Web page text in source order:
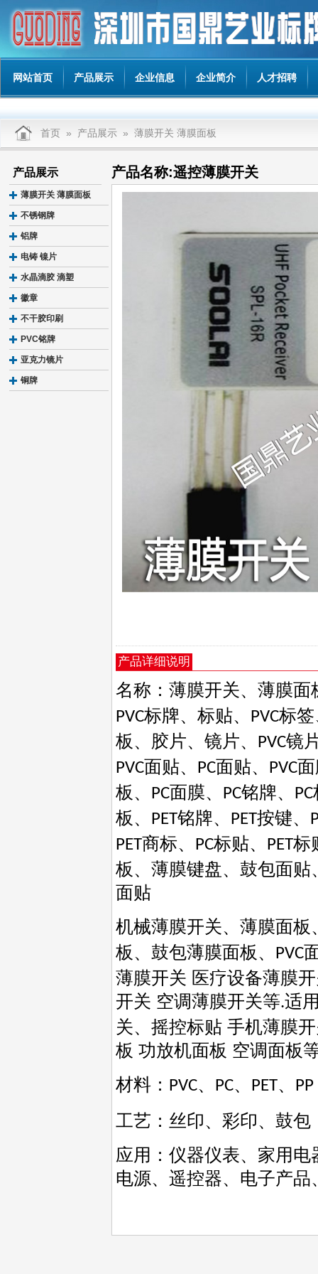
网站首页 产品展示 企业信息 企业简介 人才招聘
首页» 产品展示» 薄膜开关 薄膜面板
产品展示
薄膜开关 薄膜面板
不锈钢牌
铝牌
电铸 镍片
水晶滴胶 滴塑
徽章
不干胶印刷
PVC铭牌
亚克力镜片
铜牌
产品名称:遥控薄膜开关
产品详细说明
名称：薄膜开关、薄膜
PVC标牌、标贴、 PVC标
板、胶片、镜片、
PVC镜
PVC面贴、 PC面贴、 PVC
板、
PC面膜、 PC铭牌、 PC
板、
PET铭牌、 PET按键、
PET商标、 PC标贴、 PET标
板、薄膜键盘、鼓包面
面贴
机械薄膜开关、薄膜面板
板、鼓包薄膜面板、
PVC
薄膜开关 医疗设备薄膜
开关 空调薄膜开关等.适
关、摇控标贴 手机薄膜
板 功放机面板 空调面板
材料： PVC、 PC、 PET、 PP
工艺：丝印、彩印、鼓包
应用：仪器仪表、家用
电源、遥控器、电子产